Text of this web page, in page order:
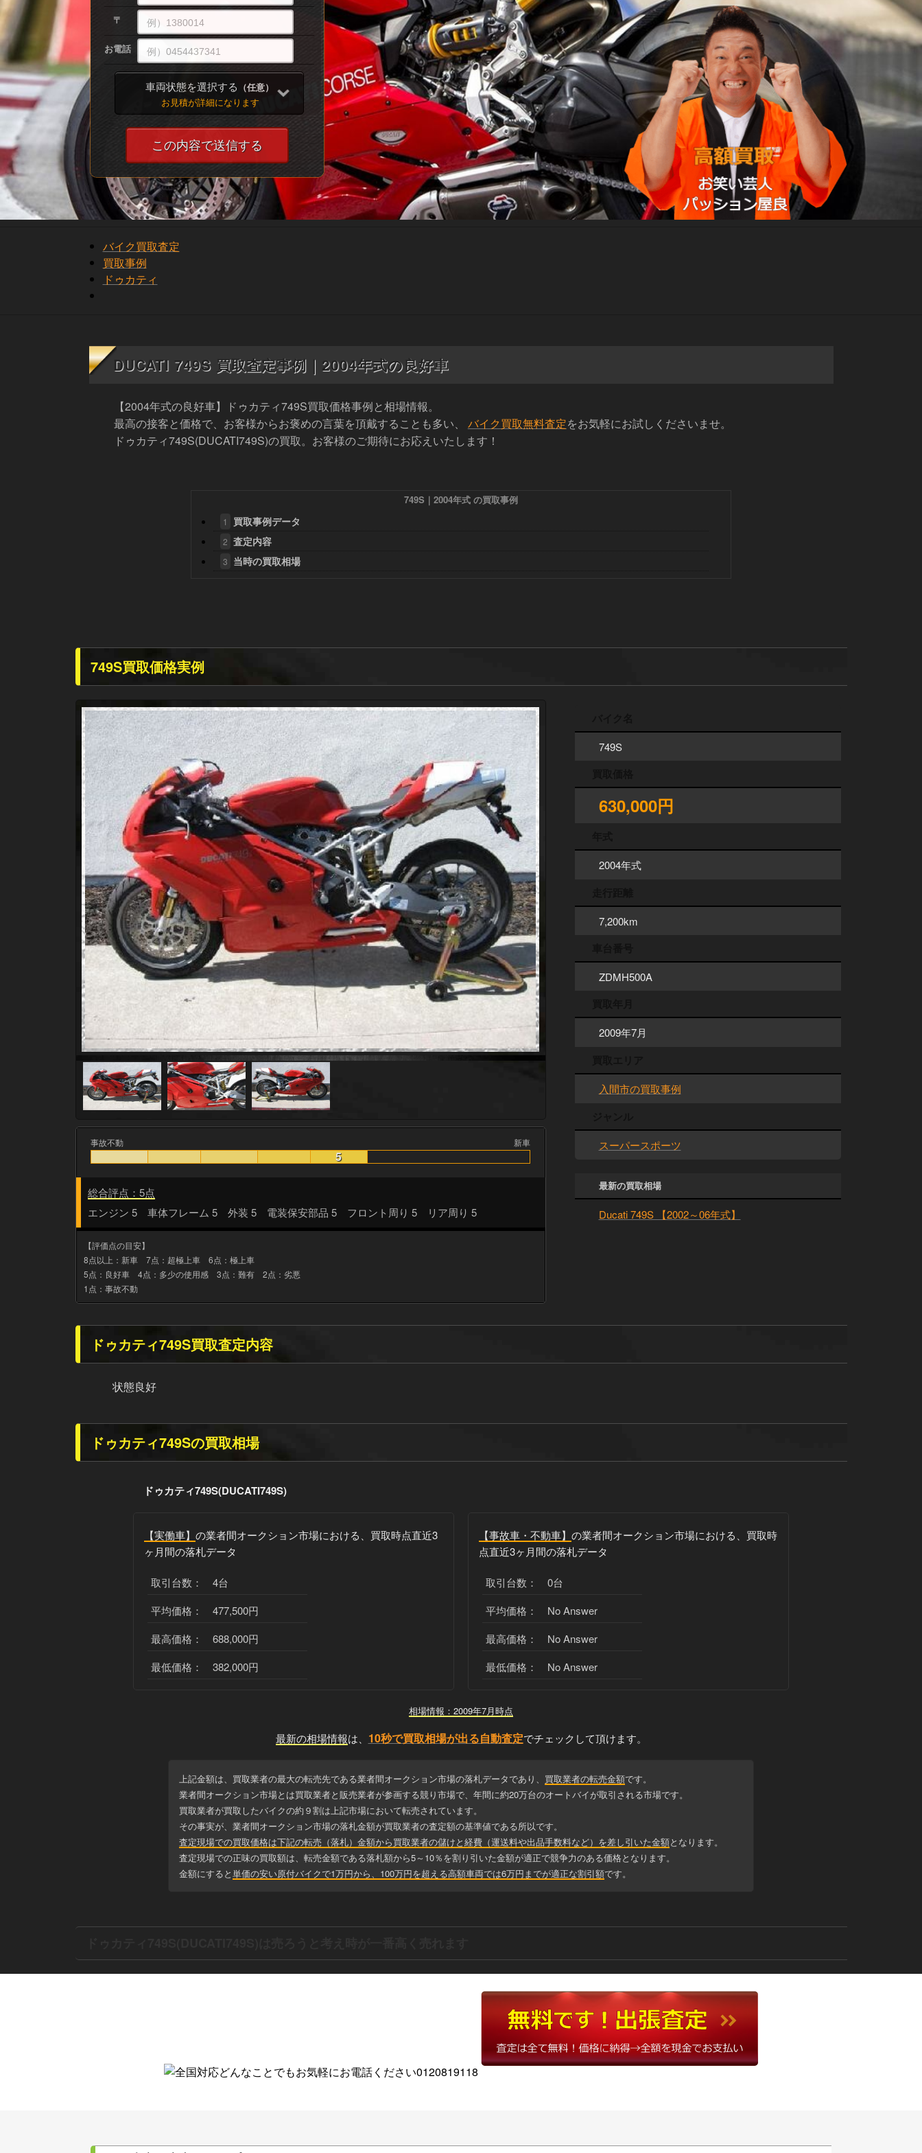
〒
お電話
車両状態を選択する （任意）
お見積が詳細になります
バイク買取査定
買取事例
ドゥカティ
DUCATI 749S 買取査定事例｜2004年式の良好車
【2004年式の良好車】ドゥカティ749S買取価格事例と相場情報。
最高の接客と価格で、お客様からお褒めの言葉を頂戴することも多い、 バイク買取無料査定をお気軽にお試しくださいませ。
ドゥカティ749S(DUCATI749S)の買取。お客様のご期待にお応えいたします！
749S｜2004年式 の買取事例
1 買取事例データ
2 査定内容
3 当時の買取相場
749S買取価格実例
事故不動 新車
5
総合評点：5点
エンジン 5 車体フレーム 5 外装 5 電装保安部品 5 フロント周り 5 リア周り 5
【評価点の目安】
8点以上：新車 7点：超極上車 6点：極上車
5点：良好車 4点：多少の使用感 3点：難有 2点：劣悪
1点：事故不動
749S
630,000円
2004年式
7,200km
ZDMH500A
2009年7月
入間市の買取事例
スーパースポーツ
最新の買取相場
Ducati 749S 【2002～06年式】
ドゥカティ749S買取査定内容
状態良好
ドゥカティ749Sの買取相場
ドゥカティ749S(DUCATI749S)
【実働車】 の業者間オークション市場における、買取時点直近3
ヶ月間の落札データ
取引台数： 4台
平均価格： 477,500円
最高価格： 688,000円
最低価格： 382,000円
【事故車・不動車】 の業者間オークション市場における、買取時
点直近3ヶ月間の落札データ
取引台数： 0台
平均価格： No Answer
最高価格： No Answer
最低価格： No Answer
相場情報：2009年7月時点
最新の相場情報は、 10秒で買取相場が出る自動査定でチェックして頂けます。
上記金額は、買取業者の最大の転売先である業者間オークション市場の落札データであり、 買取業者の転売金額です。
業者間オークション市場とは買取業者と販売業者が参画する競り市場で、年間に約20万台のオートバイが取引される市場です。
買取業者が買取したバイクの約９割は上記市場において転売されています。
その事実が、業者間オークション市場の落札金額が買取業者の査定額の基準値である所以です。
査定現場での買取価格は下記の転売（落札）金額から買取業者の儲けと経費（運送料や出品手数料など）を差し引いた金額となります。
査定現場での正味の買取額は、転売金額である落札額から5～10％を割り引いた金額が適正で競争力のある価格となります。
金額にすると単価の安い原付バイクで1万円から、100万円を超える高額車両では6万円までが適正な割引額です。